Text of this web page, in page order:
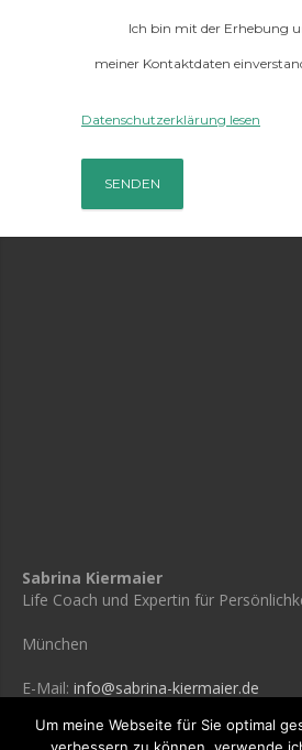
Ich bin mit der Erhebung
meiner Kontaktdaten
Datenschutzerklärung lesen
Sabrina Kiermaier
Life Coach und Expertin für
München
E-Mail: info@sabrina-kiermaier.de
Um meine Webseite für Sie optimal